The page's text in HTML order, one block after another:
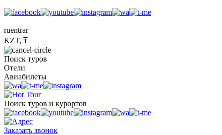
ruentrar
KZT, ₸
Поиск туров
Отели
Авиабилеты
Поиск туров и курортов
Заказать звонок